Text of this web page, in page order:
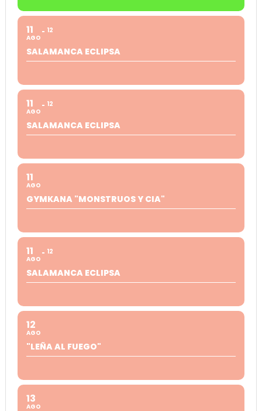
11
AGO
12
SALAMANCA ECLIPSA
11
AGO
12
SALAMANCA ECLIPSA
11
AGO
GYMKANA "MONSTRUOS Y CIA"
11
AGO
12
SALAMANCA ECLIPSA
12
AGO
"LEÑA AL FUEGO"
13
AGO